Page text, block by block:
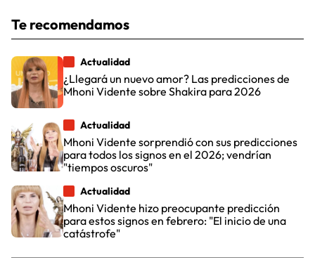
Te recomendamos
Actualidad
¿Llegará un nuevo amor? Las predicciones de
Mhoni Vidente sobre Shakira para 2026
Actualidad
Mhoni Vidente sorprendió con sus predicciones
para todos los signos en el 2026; vendrían
"tiempos oscuros"
Actualidad
Mhoni Vidente hizo preocupante predicción
para estos signos en febrero: "El inicio de una
catástrofe"